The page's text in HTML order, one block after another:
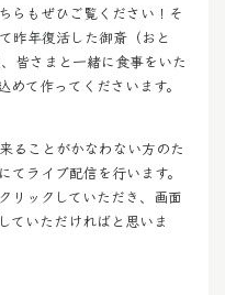
らもぜひご覧ください！そ
昨年復活した御斎（おと
皆さまと一緒に食事をいた
て作ってくださいます。
ることがかなわない方のた
てライブ配信を行います。
リックしていただき、画面
ていただければと思いま